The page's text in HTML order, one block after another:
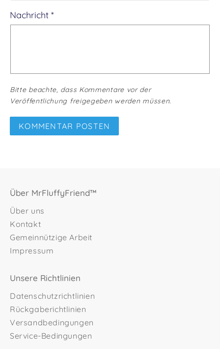
Nachricht *
Bitte beachte, dass Kommentare vor der
Veröffentlichung freigegeben werden müssen.
Über MrFluffyFriend™
Über uns
Kontakt
Gemeinnützige Arbeit
Impressum
Unsere Richtlinien
Datenschutzrichtlinien
Rückgaberichtlinien
Versandbedingungen
Service-Bedingungen